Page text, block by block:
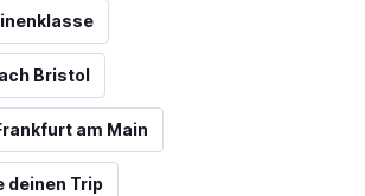
Bristol
am Main
deinen Trip